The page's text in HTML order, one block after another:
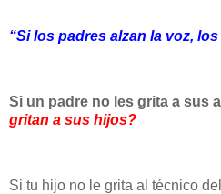
“Si los padres alzan la voz,
Si un padre no les grita a sus
gritan a sus hijos?
Si tu hijo no le grita al técnico